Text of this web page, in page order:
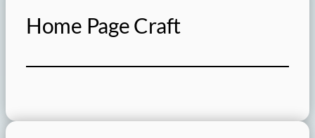
Home Page Craft